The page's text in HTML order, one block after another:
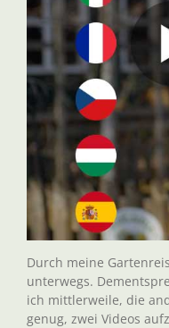
Durch meine
unterwegs.
ich mittlerweile, die
genug, zwei Videos